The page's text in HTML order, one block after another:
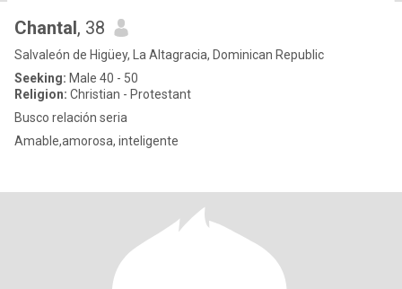
Chantal, 38
Salvaleón de Higüey, La Altagracia, Dominican Republic
Seeking: Male 40 - 50
Religion: Christian - Protestant
Busco relación seria
Amable,amorosa, inteligente